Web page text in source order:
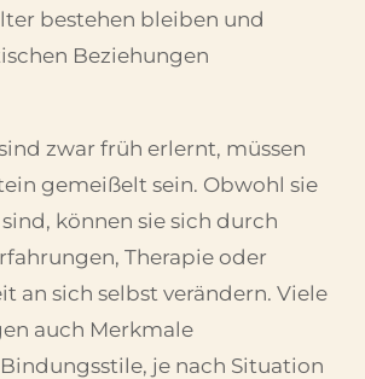
bestehen bleiben und
Beziehungen
zwar früh erlernt, müssen
gemeißelt sein. Obwohl sie
können sie sich durch
Therapie oder
an sich selbst verändern. Viele
auch Merkmale
je nach Situation